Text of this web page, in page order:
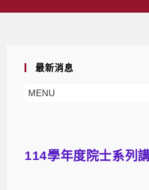
最新消息
MENU
114學年度院士系列